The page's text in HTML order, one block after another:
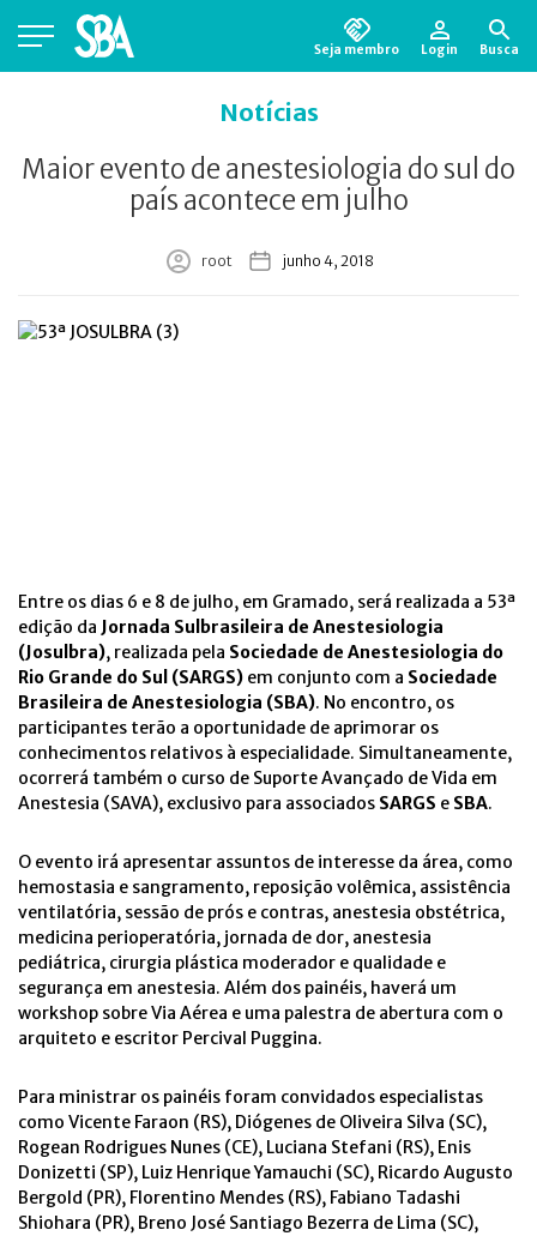
Seja membro Login Busca
Notícias
Maior evento de anestesiologia do sul do
país acontece em julho
root junho 4, 2018
Entre os dias 6 e 8 de julho, em Gramado, será realizada a 53ª
edição da Jornada Sulbrasileira de Anestesiologia
(Josulbra), realizada pela Sociedade de Anestesiologia do
Rio Grande do Sul (SARGS) em conjunto com a Sociedade
Brasileira de Anestesiologia (SBA). No encontro, os
participantes terão a oportunidade de aprimorar os
conhecimentos relativos à especialidade. Simultaneamente,
ocorrerá também o curso de Suporte Avançado de Vida em
Anestesia (SAVA), exclusivo para associados SARGS e SBA.
O evento irá apresentar assuntos de interesse da área, como
hemostasia e sangramento, reposição volêmica, assistência
ventilatória, sessão de prós e contras, anestesia obstétrica,
medicina perioperatória, jornada de dor, anestesia
pediátrica, cirurgia plástica moderador e qualidade e
segurança em anestesia. Além dos painéis, haverá um
workshop sobre Via Aérea e uma palestra de abertura com o
arquiteto e escritor Percival Puggina.
Para ministrar os painéis foram convidados especialistas
como Vicente Faraon (RS), Diógenes de Oliveira Silva (SC),
Rogean Rodrigues Nunes (CE), Luciana Stefani (RS), Enis
Donizetti (SP), Luiz Henrique Yamauchi (SC), Ricardo Augusto
Bergold (PR), Florentino Mendes (RS), Fabiano Tadashi
Shiohara (PR), Breno José Santiago Bezerra de Lima (SC),